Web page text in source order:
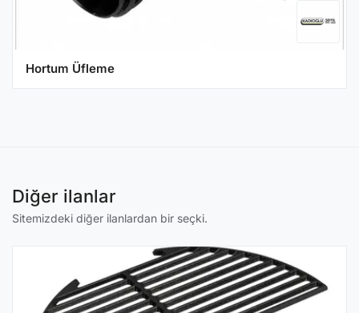
Hortum Üfleme
Diğer ilanlar
Sitemizdeki diğer ilanlardan bir seçki.